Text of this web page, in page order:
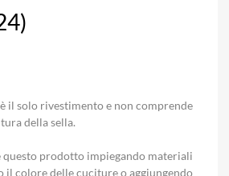
è il solo rivestimento e non comprende
della sella.
questo prodotto impiegando materiali
il colore delle cuciture o aggiungendo